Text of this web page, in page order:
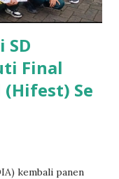
SD
Final
Se
kembali panen